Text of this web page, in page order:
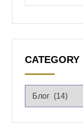
CATEGORY